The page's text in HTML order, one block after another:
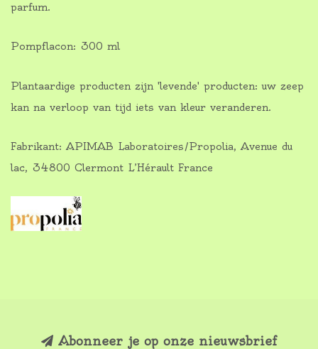
parfum.
Pompflacon: 300 ml
Plantaardige producten zijn 'levende' producten: uw zeep
kan na verloop van tijd iets van kleur veranderen.
Fabrikant: APIMAB Laboratoires/Propolia, Avenue du
lac, 34800 Clermont L’Hérault France
Abonneer je op onze nieuwsbrief